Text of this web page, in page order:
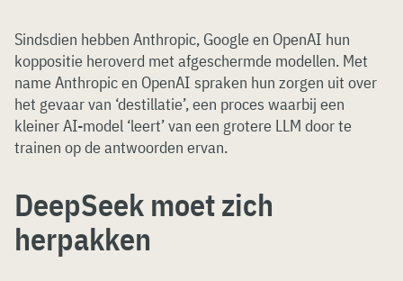
Sindsdien hebben Anthropic, Google en OpenAI hun
koppositie heroverd met afgeschermde modellen. Met
name Anthropic en OpenAI spraken hun zorgen uit over
het gevaar van ‘destillatie’, een proces waarbij een
kleiner AI-model ‘leert’ van een grotere LLM door te
trainen op de antwoorden ervan.
DeepSeek moet zich
herpakken